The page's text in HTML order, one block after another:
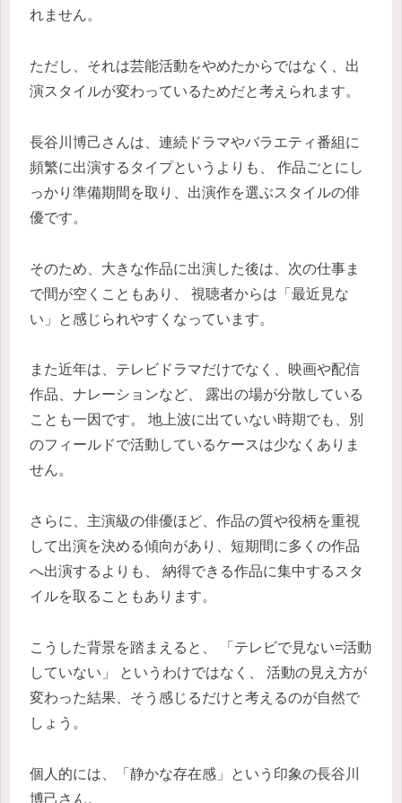
れません。
ただし、それは芸能活動をやめたからではなく、出
演スタイルが変わっているためだと考えられます。
長谷川博己さんは、連続ドラマやバラエティ番組に
頻繁に出演するタイプというよりも、 作品ごとにし
っかり準備期間を取り、出演作を選ぶスタイルの俳
優です。
そのため、大きな作品に出演した後は、次の仕事ま
で間が空くこともあり、 視聴者からは「最近見な
い」と感じられやすくなっています。
また近年は、テレビドラマだけでなく、映画や配信
作品、ナレーションなど、 露出の場が分散している
ことも一因です。 地上波に出ていない時期でも、別
のフィールドで活動しているケースは少なくありま
せん。
さらに、主演級の俳優ほど、作品の質や役柄を重視
して出演を決める傾向があり、短期間に多くの作品
へ出演するよりも、 納得できる作品に集中するスタ
イルを取ることもあります。
こうした背景を踏まえると、 「テレビで見ない=活動
していない」 というわけではなく、 活動の見え方が
変わった結果、そう感じるだけと考えるのが自然で
しょう。
個人的には、「静かな存在感」という印象の長谷川
博己さん。